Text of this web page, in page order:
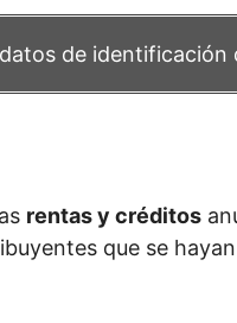
de identificación
rentas y créditos
que se